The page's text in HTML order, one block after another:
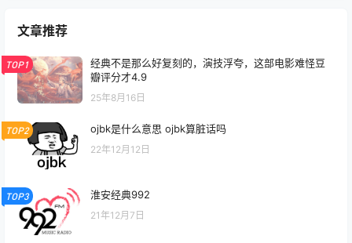
文章推荐
TOP1
经典不是那么好复刻的，演技浮夸，这部电影难怪豆
瓣评分才4.9
25年8月16日
TOP2 ojbk是什么意思 ojbk算脏话吗
22年12月12日
TOP3 淮安经典992
21年12月7日